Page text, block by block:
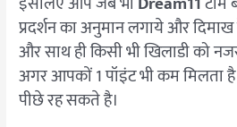
प्रदर्शन का अनुमान लगाये और
और साथ ही किसी भी खिलाडी को
अगर आपकों 1 पॉइंट भी कम मिलता
पीछे रह सकते है।